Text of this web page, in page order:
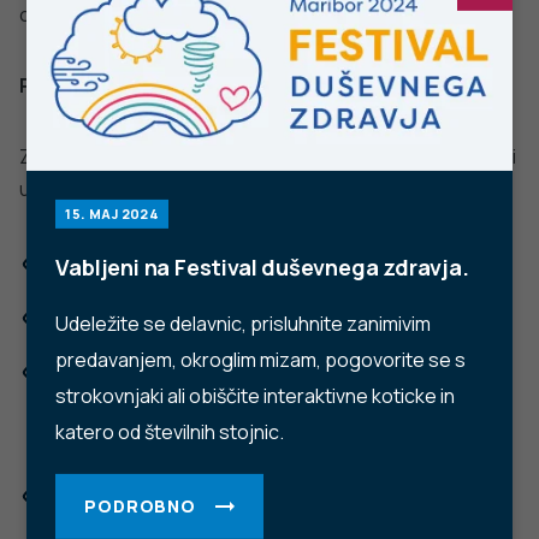
javno
zdravje
NALEZLJIVE BOLEZNI
Tedensko spremljanje respiratornega
sincicijskega virusa (RSV)
PODROBNO
Stopite v stik z nami